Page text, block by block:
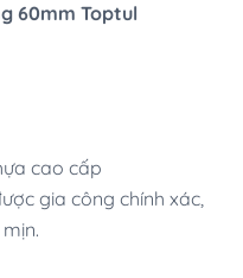
60mm Toptul
cao cấp
gia công chính xác,